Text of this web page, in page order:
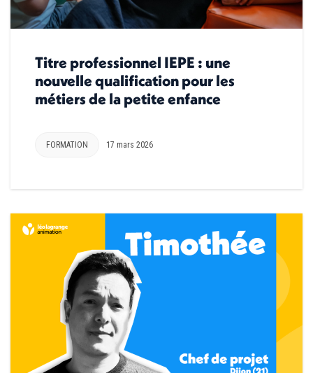
Titre professionnel IEPE : une
nouvelle qualification pour les
métiers de la petite enfance
FORMATION 17 mars 2026